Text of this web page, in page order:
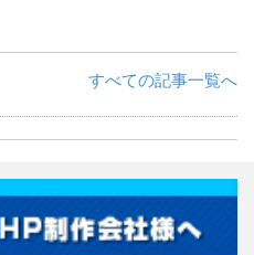
すべての記事一覧へ